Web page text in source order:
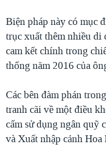
Biện pháp này có mục
trục xuất thêm nhiều di
cam kết chính trong
thống năm 2016 của
Các bên đàm phán
tranh cãi về một điều
cấm sử dụng ngân quỹ
và Xuất nhập cảnh